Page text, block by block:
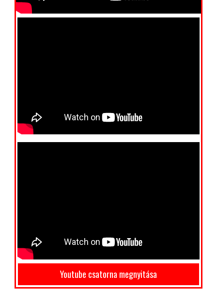
Youtube csatorna megnyitása